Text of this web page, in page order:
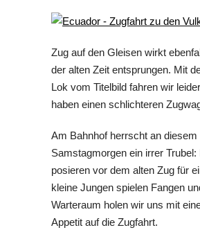
Zug auf den Gleisen wirkt
der alten Zeit entsprungen. Mit
Lok vom Titelbild fahren wir
haben einen schlichteren
Am Bahnhof herrscht an diesem
Samstagmorgen ein irrer Trubel:
posieren vor dem alten Zug für
kleine Jungen spielen Fangen
Warteraum holen wir uns mit
Appetit auf die Zugfahrt.